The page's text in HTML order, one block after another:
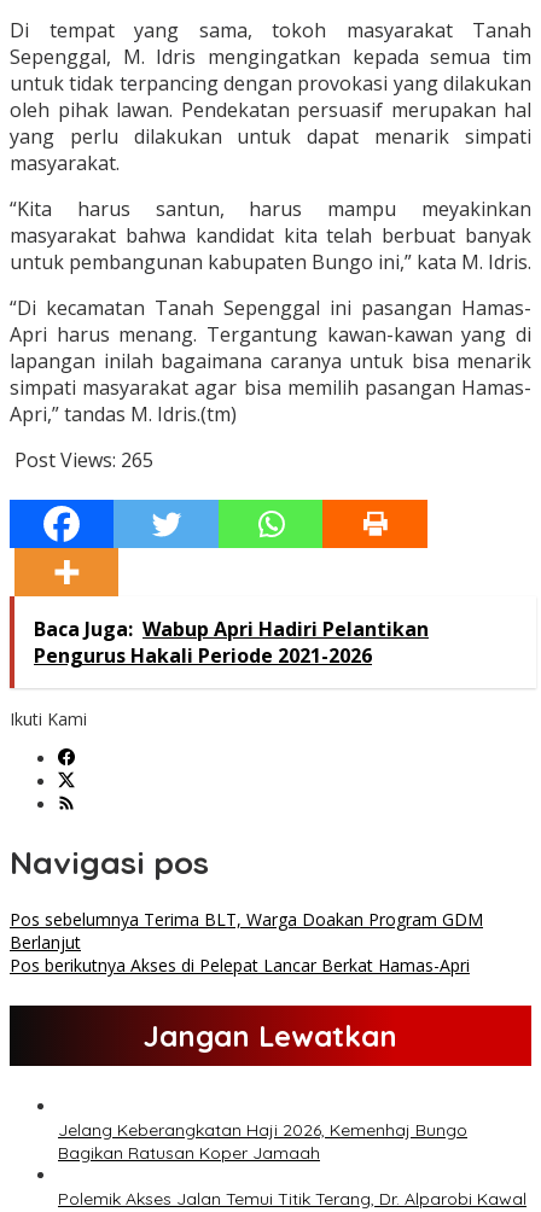
Di tempat yang sama, tokoh masyarakat Tanah
Sepenggal, M. Idris mengingatkan kepada semua tim
untuk tidak terpancing dengan provokasi yang dilakukan
oleh pihak lawan. Pendekatan persuasif merupakan hal
yang perlu dilakukan untuk dapat menarik simpati
masyarakat.
“Kita harus santun, harus mampu meyakinkan
masyarakat bahwa kandidat kita telah berbuat banyak
untuk pembangunan kabupaten Bungo ini,” kata M. Idris.
“Di kecamatan Tanah Sepenggal ini pasangan Hamas-
Apri harus menang. Tergantung kawan-kawan yang di
lapangan inilah bagaimana caranya untuk bisa menarik
simpati masyarakat agar bisa memilih pasangan Hamas-
Apri,” tandas M. Idris.(tm)
Post Views: 265
Baca Juga: Wabup Apri Hadiri Pelantikan
Pengurus Hakali Periode 2021-2026
Ikuti Kami
Navigasi pos
Pos sebelumnya Terima BLT, Warga Doakan Program GDM
Berlanjut
Pos berikutnya Akses di Pelepat Lancar Berkat Hamas-Apri
Jangan Lewatkan
Jelang Keberangkatan Haji 2026, Kemenhaj Bungo
Bagikan Ratusan Koper Jamaah
Polemik Akses Jalan Temui Titik Terang, Dr. Alparobi Kawal